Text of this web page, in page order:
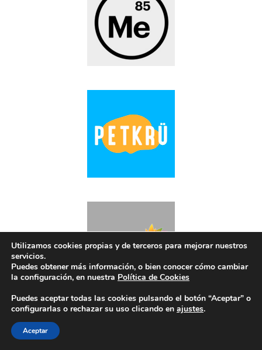
Utilizamos cookies propias y de terceros para mejorar nuestros
servicios.
Puedes obtener más información, o bien conocer cómo cambiar
la configuración, en nuestra Política de Cookies
Puedes aceptar todas las cookies pulsando el botón “Aceptar” o
configurarlas o rechazar su uso clicando en ajustes.
Aceptar